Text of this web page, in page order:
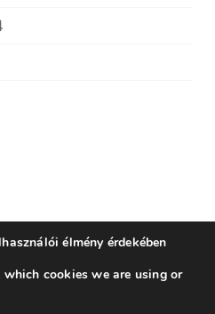
Mérnöki és Növényorvosi
• All Rights Reserved • Minden
élmény érdekében
cookies we are using or